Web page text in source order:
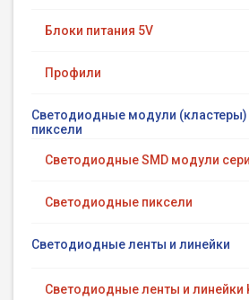
Блоки питания 5V
Профили
Светодиодные модули (кластеры)
пиксели
Светодиодные SMD модули
Светодиодные пиксели
Светодиодные ленты и линейки
Светодиодные ленты и линейки